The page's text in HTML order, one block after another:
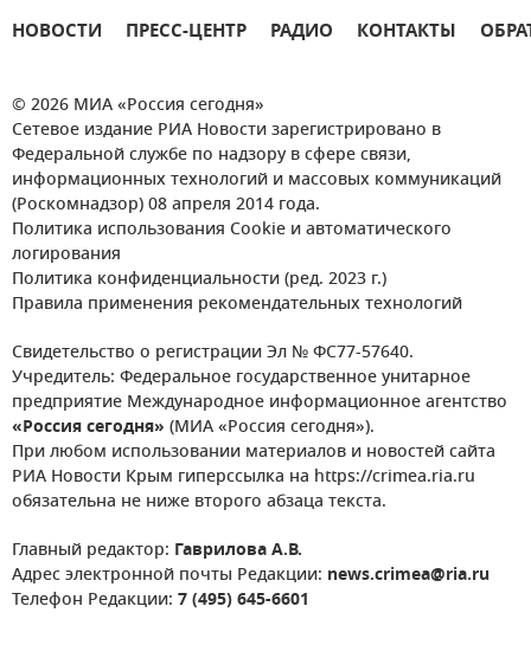
НОВОСТИ ПРЕСС-ЦЕНТР РАДИО КОНТАКТЫ
© 2026 МИА «Россия сегодня»
Сетевое издание РИА Новости зарегистрировано в
Федеральной службе по надзору в сфере связи,
информационных технологий и массовых коммуникаций
(Роскомнадзор) 08 апреля 2014 года.
Политика использования Cookie и автоматического
логирования
Политика конфиденциальности (ред. 2023 г.)
Правила применения рекомендательных технологий
Свидетельство о регистрации Эл № ФС77-57640.
Учредитель: Федеральное государственное унитарное
предприятие Международное информационное агентство
«Россия сегодня» (МИА «Россия сегодня»).
При любом использовании материалов и новостей сайта
РИА Новости Крым гиперссылка на https://crimea.ria.ru
обязательна не ниже второго абзаца текста.
Главный редактор: Гаврилова А.В.
Адрес электронной почты Редакции: news.crimea@ria.ru
Телефон Редакции: 7 (495) 645-6601